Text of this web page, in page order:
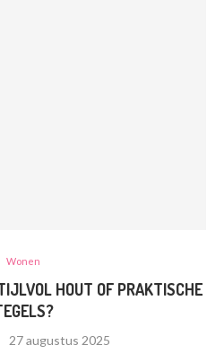
Wonen
HOUT OF PRAKTISCHE
27 augustus 2025